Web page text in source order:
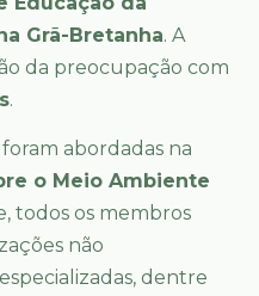
Grã-Bretanha. A
da preocupação com
.
abordadas na
o Meio Ambiente
todos os membros
não
dentre